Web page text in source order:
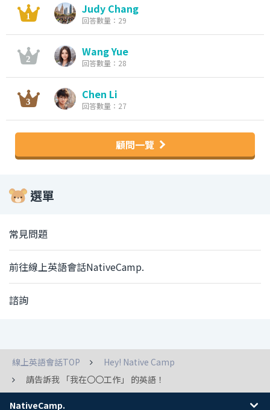
Judy Chang
回答數量：29
Wang Yue
回答數量：28
Chen Li
回答數量：27
顧問一覽
選單
常見問題
前往線上英語會話NativeCamp.
諮詢
線上英語會話TOP
Hey! Native Camp
請告訴我 「我在〇〇工作」 的英語！
NativeCamp.